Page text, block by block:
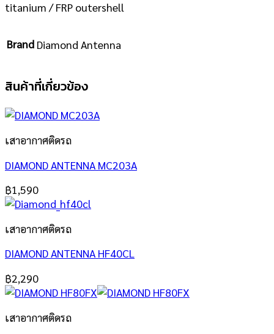
titanium / FRP outershell
Brand Diamond Antenna
สินค้าที่เกี่ยวข้อง
เสาอากาศติดรถ
DIAMOND ANTENNA MC203A
฿1,590
เสาอากาศติดรถ
DIAMOND ANTENNA HF40CL
฿2,290
เสาอากาศติดรถ